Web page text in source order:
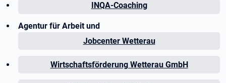
INQA-Coaching
Agentur für Arbeit und
Jobcenter Wetterau
Wirtschaftsförderung Wetterau GmbH